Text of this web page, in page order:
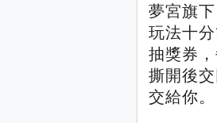
夢宮旗
玩法十
抽獎券
撕開後
交給你。